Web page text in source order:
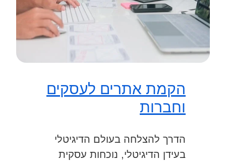
הקמת אתרים לעסקים
וחברות
הדרך להצלחה בעולם הדיגיטלי
בעידן הדיגיטלי, נוכחות עסקית